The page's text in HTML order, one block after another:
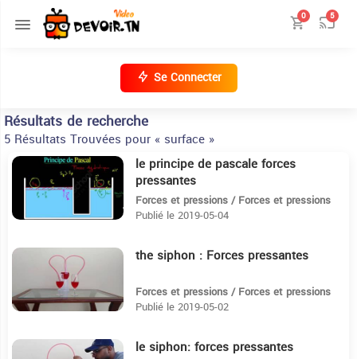
0 5
Se Connecter
Résultats de recherche
5 Résultats Trouvées pour « surface »
le principe de pascale forces
pressantes
Forces et pressions / Forces et pressions
Publié le 2019-05-04
the siphon : Forces pressantes
Forces et pressions / Forces et pressions
Publié le 2019-05-02
le siphon: forces pressantes